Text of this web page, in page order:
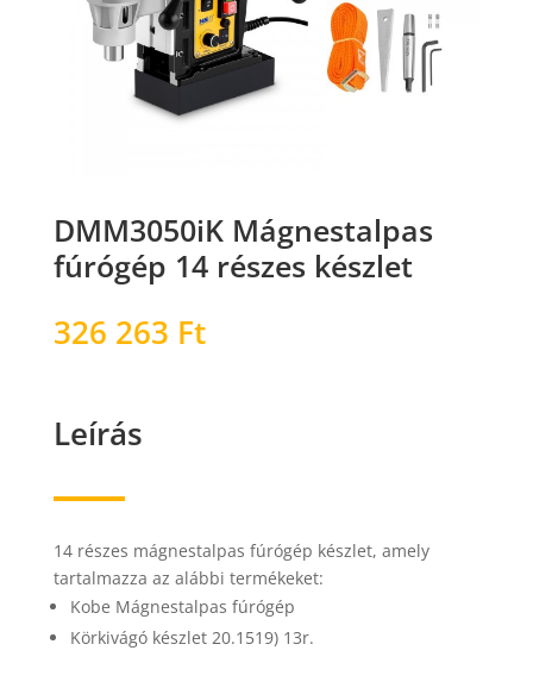
DMM3050iK Mágnestalpas
fúrógép 14 részes készlet
326 263 Ft
Leírás
14 részes mágnestalpas fúrógép készlet, amely
tartalmazza az alábbi termékeket:
Kobe Mágnestalpas fúrógép
Körkivágó készlet 20.1519) 13r.